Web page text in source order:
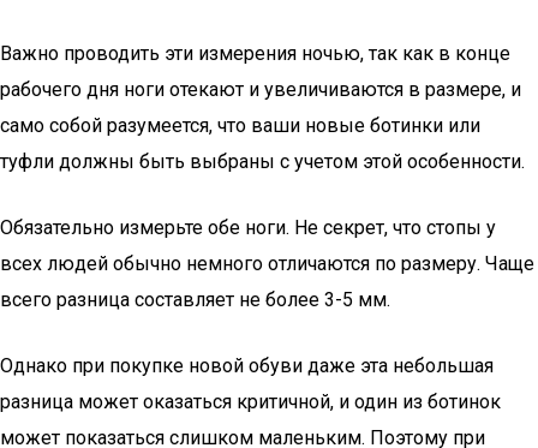
Важно проводить эти измерения ночью, так как в конце
рабочего дня ноги отекают и увеличиваются в размере, и
само собой разумеется, что ваши новые ботинки или
туфли должны быть выбраны с учетом этой особенности.
Обязательно измерьте обе ноги. Не секрет, что стопы у
всех людей обычно немного отличаются по размеру. Чаще
всего разница составляет не более 3-5 мм.
Однако при покупке новой обуви даже эта небольшая
разница может оказаться критичной, и один из ботинок
может показаться слишком маленьким. Поэтому при